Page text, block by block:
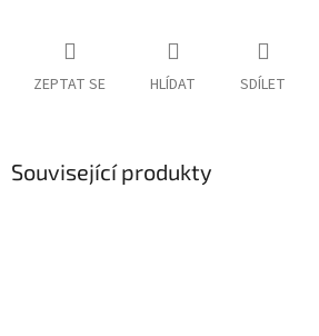
ZEPTAT SE HLÍDAT SDÍLET
Související produkty